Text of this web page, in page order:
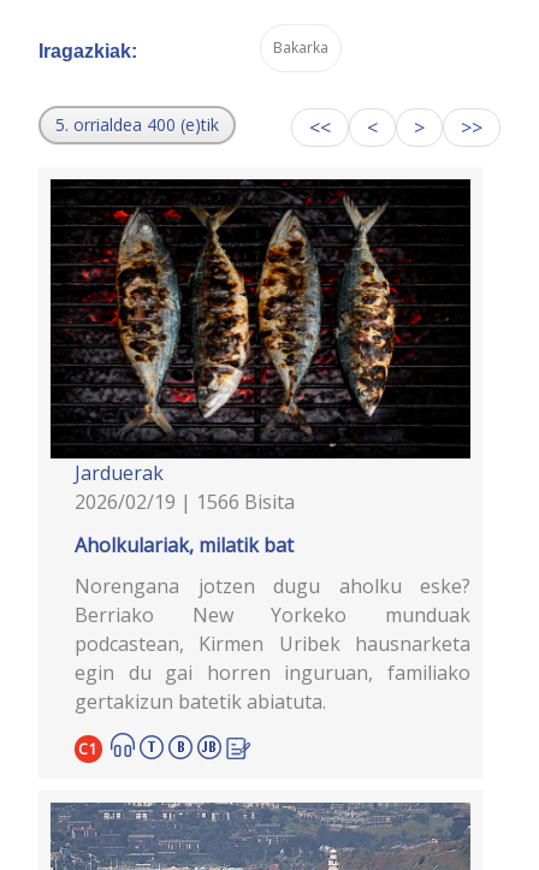
Iragazkiak: Bakarka
5. orrialdea 400 (e)tik << < > >>
Jarduerak
2026/02/19 | 1566 Bisita
Aholkulariak, milatik bat
Norengana jotzen dugu aholku eske?
Berriako New Yorkeko munduak
podcastean, Kirmen Uribek hausnarketa
egin du gai horren inguruan, familiako
gertakizun batetik abiatuta.
C1